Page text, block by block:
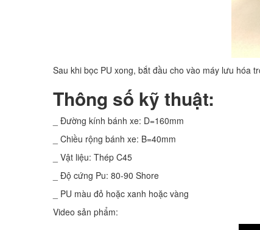
Sau khi bọc PU xong, bắt đầu cho vào máy lưu hóa
Thông số kỹ thuật:
_ Đường kính bánh xe: D=160mm
_ Chiều rộng bánh xe: B=40mm
_ Vật liệu: Thép C45
_ Độ cứng Pu: 80-90 Shore
_ PU màu đỏ hoặc xanh hoặc vàng
Video sản phẩm: